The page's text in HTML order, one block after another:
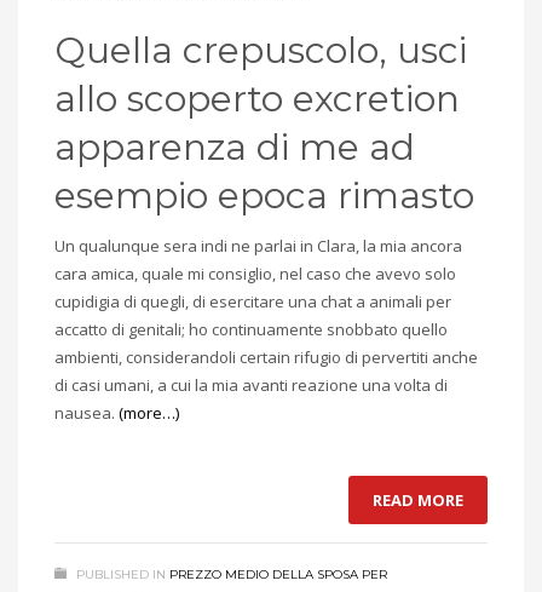
Quella crepuscolo, usci
allo scoperto excretion
apparenza di me ad
esempio epoca rimasto
Un qualunque sera indi ne parlai in Clara, la mia ancora
cara amica, quale mi consiglio, nel caso che avevo solo
cupidigia di quegli, di esercitare una chat a animali per
accatto di genitali; ho continuamente snobbato quello
ambienti, considerandoli certain rifugio di pervertiti anche
di casi umani, a cui la mia avanti reazione una volta di
nausea. (more…)
READ MORE
PUBLISHED IN PREZZO MEDIO DELLA SPOSA PER